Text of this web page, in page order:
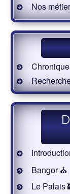
Nos
Bangor ⛪️
Le Palais